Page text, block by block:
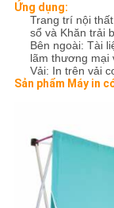
Ứng dụng:
Trang trí nội
sổ và Khăn trải
Bên ngoài: Tài
lãm thương mại
Vải: In trên vải
Sản phẩm Máy in